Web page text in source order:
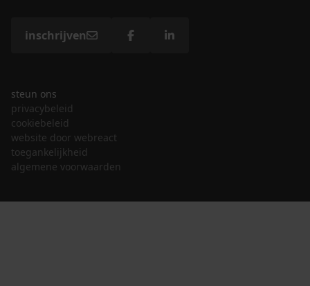
inschrijven
steun ons
privacybeleid
cookiebeleid
website door webreact
toegankelijkheid
algemene voorwaarden